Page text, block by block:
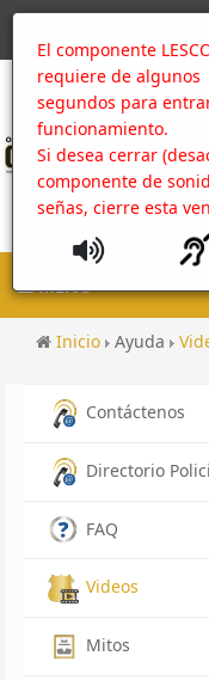
El componente
requiere de algunos
segundos para
funcionamiento.
Si desea cerrar
componente de
señas, cierre esta
MENU
Inicio Ayuda
Contáctenos
Directorio
FAQ
Videos
Mitos